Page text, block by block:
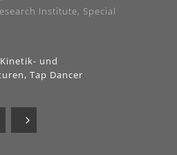
Institute, Special
und
Tap Dancer